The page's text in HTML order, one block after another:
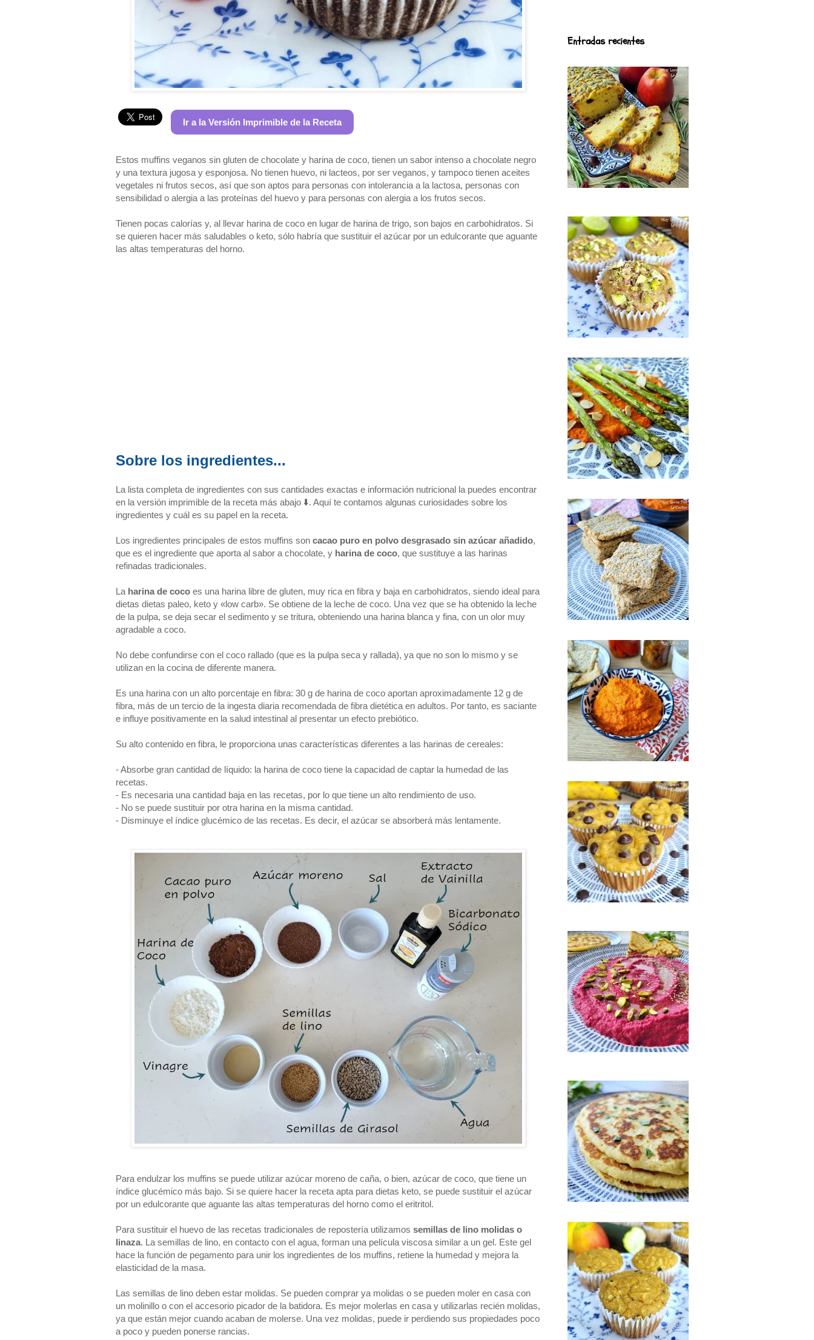
Ir a la Versión Imprimible de la Receta
Estos muffins veganos sin gluten de chocolate y harina de coco, tienen un sabor intenso a chocolate negro
y una textura jugosa y esponjosa. No tienen huevo, ni lacteos, por ser veganos, y tampoco tienen aceites
vegetales ni frutos secos, así que son aptos para personas con intolerancia a la lactosa, personas con
sensibilidad o alergia a las proteínas del huevo y para personas con alergia a los frutos secos.
Tienen pocas calorías y, al llevar harina de coco en lugar de harina de trigo, son bajos en carbohidratos. Si
se quieren hacer más saludables o keto, sólo habría que sustituir el azúcar por un edulcorante que aguante
las altas temperaturas del horno.
Sobre los ingredientes...
La lista completa de ingredientes con sus cantidades exactas e información nutricional la puedes encontrar
en la versión imprimible de la receta más abajo ⬇️. Aquí te contamos algunas curiosidades sobre los
ingredientes y cuál es su papel en la receta.
Los ingredientes principales de estos muffins son cacao puro en polvo desgrasado sin azúcar añadido,
que es el ingrediente que aporta al sabor a chocolate, y harina de coco, que sustituye a las harinas
refinadas tradicionales.
La harina de coco es una harina libre de gluten, muy rica en fibra y baja en carbohidratos, siendo ideal para
dietas dietas paleo, keto y «low carb». Se obtiene de la leche de coco. Una vez que se ha obtenido la leche
de la pulpa, se deja secar el sedimento y se tritura, obteniendo una harina blanca y fina, con un olor muy
agradable a coco.
No debe confundirse con el coco rallado (que es la pulpa seca y rallada), ya que no son lo mismo y se
utilizan en la cocina de diferente manera.
Es una harina con un alto porcentaje en fibra: 30 g de harina de coco aportan aproximadamente 12 g de
fibra, más de un tercio de la ingesta diaria recomendada de fibra dietética en adultos. Por tanto, es saciante
e influye positivamente en la salud intestinal al presentar un efecto prebiótico.
Su alto contenido en fibra, le proporciona unas características diferentes a las harinas de cereales:
- Absorbe gran cantidad de líquido: la harina de coco tiene la capacidad de captar la humedad de las
recetas.
- Es necesaria una cantidad baja en las recetas, por lo que tiene un alto rendimiento de uso.
- No se puede sustituir por otra harina en la misma cantidad.
- Disminuye el índice glucémico de las recetas. Es decir, el azúcar se absorberá más lentamente.
Para endulzar los muffins se puede utilizar azúcar moreno de caña, o bien, azúcar de coco, que tiene un
índice glucémico más bajo. Si se quiere hacer la receta apta para dietas keto, se puede sustituir el azúcar
por un edulcorante que aguante las altas temperaturas del horno como el eritritol.
Para sustituir el huevo de las recetas tradicionales de repostería utilizamos semillas de lino molidas o
linaza. La semillas de lino, en contacto con el agua, forman una película viscosa similar a un gel. Este gel
hace la función de pegamento para unir los ingredientes de los muffins, retiene la humedad y mejora la
elasticidad de la masa.
Las semillas de lino deben estar molidas. Se pueden comprar ya molidas o se pueden moler en casa con
un molinillo o con el accesorio picador de la batidora. Es mejor molerlas en casa y utilizarlas recién molidas,
ya que están mejor cuando acaban de molerse. Una vez molidas, puede ir perdiendo sus propiedades poco
a poco y pueden ponerse rancias.
Entradas recientes